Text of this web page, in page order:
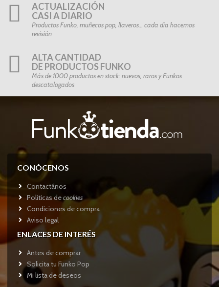
ACTUALIZACIÓN
CASI A DIARIO
Productos Funko, muñecos pop, llaveros… cada día hacemos
revisión
ALTA CANTIDAD
DE PRODUCTOS FUNKO
Más de 1000 productos en stock: nuevos, raros y Funkos
descatalogados
CONÓCENOS
Contactános
Políticas decookies
Condiciones de compra
Aviso legal
ENLACES DE INTERÉS
Antes de comprar
Solicita tu Funko Pop
Mi lista de deseos